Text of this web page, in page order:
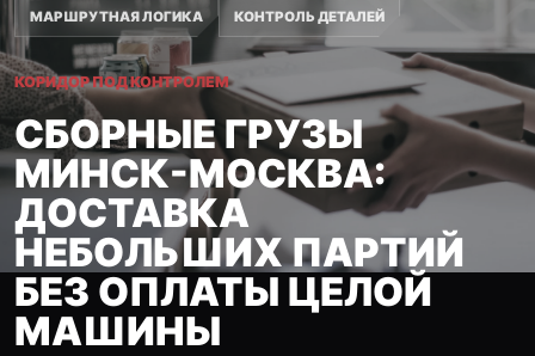
МАРШРУТНАЯ ЛОГИКА КОНТРОЛЬ ДЕТАЛЕЙ
КОРИДОР ПОД КОНТРОЛЕМ
СБОРНЫЕ ГРУЗЫ
МИНСК-МОСКВА:
ДОСТАВКА
НЕБОЛЬШИХ ПАРТИЙ
БЕЗ ОПЛАТЫ ЦЕЛОЙ
МАШИНЫ